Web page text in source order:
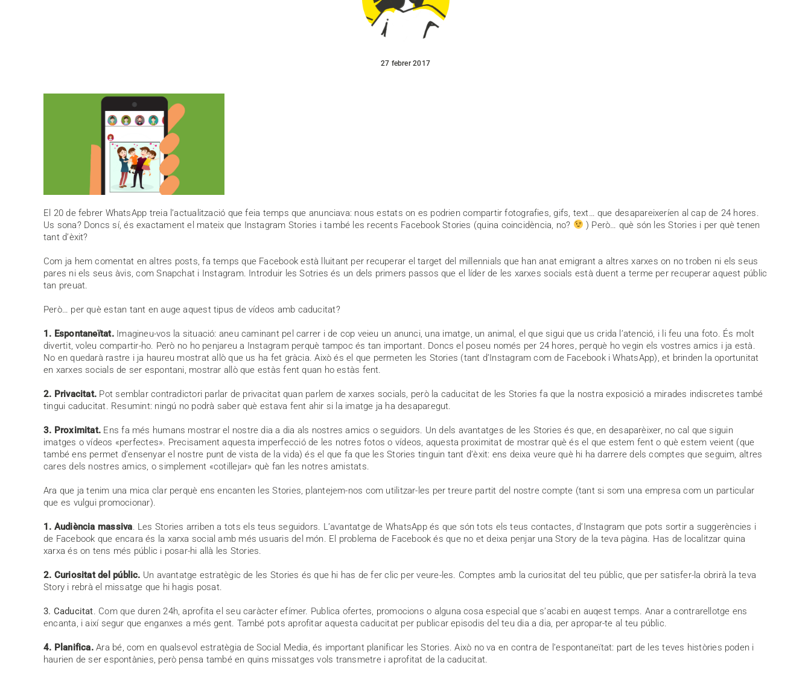
27 febrer 2017
El 20 de febrer WhatsApp treia l’actualització que feia temps que anunciava: nous estats on es podrien compartir fotografies, gifs, text… que desapareixeríen al cap de 24 hores.
Us sona? Doncs sí, és exactament el mateix que Instagram Stories i també les recents Facebook Stories (quina coincidència, no?
) Però… què són les Stories i per què tenen
tant d’èxit?
Com ja hem comentat en altres posts, fa temps que Facebook està lluitant per recuperar el target del millennials que han anat emigrant a altres xarxes on no troben ni els seus
pares ni els seus àvis, com Snapchat i Instagram. Introduir les Sotries és un dels primers passos que el líder de les xarxes socials està duent a terme per recuperar aquest públic
tan preuat.
Però… per què estan tant en auge aquest tipus de vídeos amb caducitat?
1 . Espontaneïtat.Imagineu-vos la situació: aneu caminant pel carrer i de cop veieu un anunci, una imatge, un animal, el que sigui que us crida l’atenció, i li feu una foto. És molt
divertit, voleu compartir-ho. Però no ho penjareu a Instagram perquè tampoc és tan important. Doncs el poseu només per 24 hores, perquè ho vegin els vostres amics i ja està.
No en quedarà rastre i ja haureu mostrat allò que us ha fet gràcia. Això és el que permeten les Stories (tant d’Instagram com de Facebook i WhatsApp), et brinden la oportunitat
en xarxes socials de ser espontani, mostrar allò que estàs fent quan ho estàs fent.
2. Privacitat. Pot semblar contradictori parlar de privacitat quan parlem de xarxes socials, però la caducitat de les Stories fa que la nostra exposició a mirades indiscretes també
tingui caducitat. Resumint: ningú no podrà saber què estava fent ahir si la imatge ja ha desaparegut.
3. Proximitat. Ens fa més humans mostrar el nostre dia a dia als nostres amics o seguidors. Un dels avantatges de les Stories és que, en desaparèixer, no cal que siguin
imatges o vídeos «perfectes». Precisament aquesta imperfecció de les notres fotos o vídeos, aquesta proximitat de mostrar què és el que estem fent o què estem veient (que
també ens permet d’ensenyar el nostre punt de vista de la vida) és el que fa que les Stories tinguin tant d’èxit: ens deixa veure què hi ha darrere dels comptes que seguim, altres
cares dels nostres amics, o simplement «cotillejar» què fan les notres amistats.
Ara que ja tenim una mica clar perquè ens encanten les Stories, plantejem-nos com utilitzar-les per treure partit del nostre compte (tant si som una empresa com un particular
que es vulgui promocionar).
1 . Audiència massiva. Les Stories arriben a tots els teus seguidors. L’avantatge de WhatsApp és que són tots els teus contactes, d’Instagram que pots sortir a suggerències i
de Facebook que encara és la xarxa social amb més usuaris del món. El problema de Facebook és que no et deixa penjar una Story de la teva pàgina. Has de localitzar quina
xarxa és on tens més públic i posar-hi allà les Stories.
2. Curiositatdel públic. Un avantatge estratègic de les Stories és que hi has de fer clic per veure-les. Comptes amb la curiositat del teu públic, que per satisfer-la obrirà la teva
Story i rebrà el missatge que hi hagis posat.
3. Caducitat. Com que duren 24h, aprofita el seu caràcter efímer. Publica ofertes, promocions o alguna cosa especial que s’acabi en auqest temps. Anar a contrarellotge ens
encanta, i així segur que enganxes a més gent. També pots aprofitar aquesta caducitat per publicar episodis del teu dia a dia, per apropar-te al teu públic.
4. Planifica.Ara bé, com en qualsevol estratègia de Social Media, és important planificar les Stories. Això no va en contra de l’espontaneïtat: part de les teves històries poden i
haurien de ser espontànies, però pensa també en quins missatges vols transmetre i aprofitat de la caducitat.